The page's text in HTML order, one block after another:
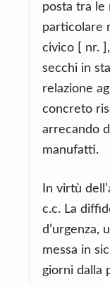
posta tra le
particolare
civico [ nr.
secchi in
relazione
concreto
arrecando
manufatti.
In virtù
c.c. La
d’urgenza,
messa in
giorni dalla